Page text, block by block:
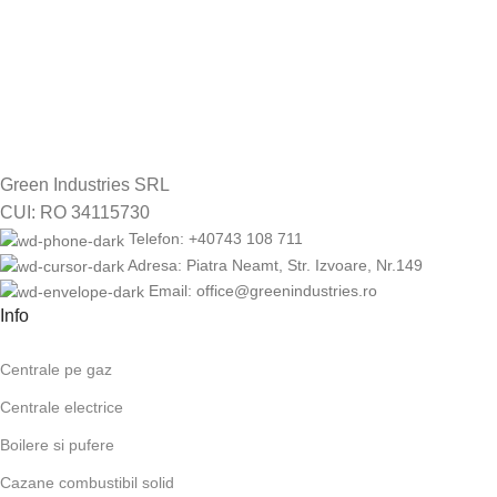
Green Industries SRL
CUI: RO 34115730
Telefon: +40743 108 711
Adresa: Piatra Neamt, Str. Izvoare, Nr.149
Email: office@greenindustries.ro
Info
Centrale pe gaz
Centrale electrice
Boilere si pufere
Cazane combustibil solid